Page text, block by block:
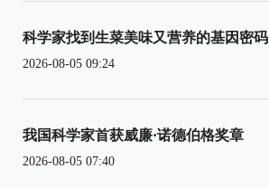
科学家找到生菜美味又营养的基因密码
2026-08-05 09:24
我国科学家首获威廉·诺德伯格奖章
2026-08-05 07:40